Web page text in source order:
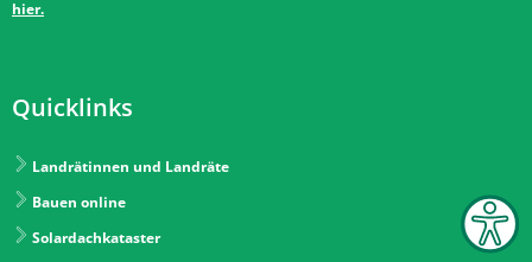
hier.
Quicklinks
Landrätinnen und Landräte
Bauen online
Solardachkataster